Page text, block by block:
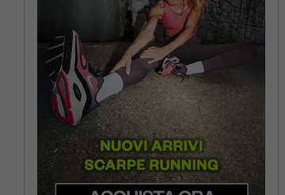
EUR 45 / US 11 EUR 45.5 / US 11.5
EUR 46.5 / US 12